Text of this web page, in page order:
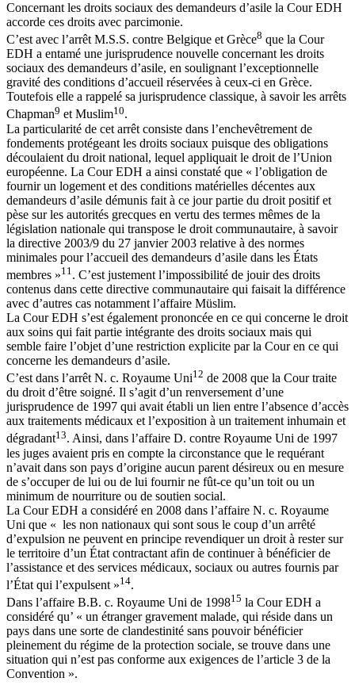
Concernant les droits sociaux des demandeurs d’asile la Cour EDH
accorde ces droits avec parcimonie.
C’est avec l’arrêt M.S.S. contre Belgique et Grèce8 que la Cour
EDH a entamé une jurisprudence nouvelle concernant les droits
sociaux des demandeurs d’asile, en soulignant l’exceptionnelle
gravité des conditions d’accueil réservées à ceux-ci en Grèce.
Toutefois elle a rappelé sa jurisprudence classique, à savoir les arrêts
Chapman9 et Muslim10.
La particularité de cet arrêt consiste dans l’enchevêtrement de
fondements protégeant les droits sociaux puisque des obligations
découlaient du droit national, lequel appliquait le droit de l’Union
européenne. La Cour EDH a ainsi constaté que « l’obligation de
fournir un logement et des conditions matérielles décentes aux
demandeurs d’asile démunis fait à ce jour partie du droit positif et
pèse sur les autorités grecques en vertu des termes mêmes de la
législation nationale qui transpose le droit communautaire, à savoir
la directive 2003/9 du 27 janvier 2003 relative à des normes
minimales pour l’accueil des demandeurs d’asile dans les États
membres »11 . C’est justement l’impossibilité de jouir des droits
contenus dans cette directive communautaire qui faisait la différence
avec d’autres cas notamment l’affaire Müslim.
La Cour EDH s’est également prononcée en ce qui concerne le droit
aux soins qui fait partie intégrante des droits sociaux mais qui
semble faire l’objet d’une restriction explicite par la Cour en ce qui
concerne les demandeurs d’asile.
C’est dans l’arrêt N. c. Royaume Uni12 de 2008 que la Cour traite
du droit d’être soigné. Il s’agit d’un renversement d’une
jurisprudence de 1997 qui avait établi un lien entre l’absence d’accès
aux traitements médicaux et l’exposition à un traitement inhumain et
dégradant13. Ainsi, dans l’affaire D. contre Royaume Uni de 1997
les juges avaient pris en compte la circonstance que le requérant
n’avait dans son pays d’origine aucun parent désireux ou en mesure
de s’occuper de lui ou de lui fournir ne fût-ce qu’un toit ou un
minimum de nourriture ou de soutien social.
La Cour EDH a considéré en 2008 dans l’affaire N. c. Royaume
Uni que « les non nationaux qui sont sous le coup d’un arrêté
d’expulsion ne peuvent en principe revendiquer un droit à rester sur
le territoire d’un État contractant afin de continuer à bénéficier de
l’assistance et des services médicaux, sociaux ou autres fournis par
l’État qui l’expulsent »14.
Dans l’affaire B.B. c. Royaume Uni de 199815 la Cour EDH a
considéré qu’ « un étranger gravement malade, qui réside dans un
pays dans une sorte de clandestinité sans pouvoir bénéficier
pleinement du régime de la protection sociale, se trouve dans une
situation qui n’est pas conforme aux exigences de l’article 3 de la
Convention ».